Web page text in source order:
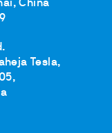
China
Tesla,